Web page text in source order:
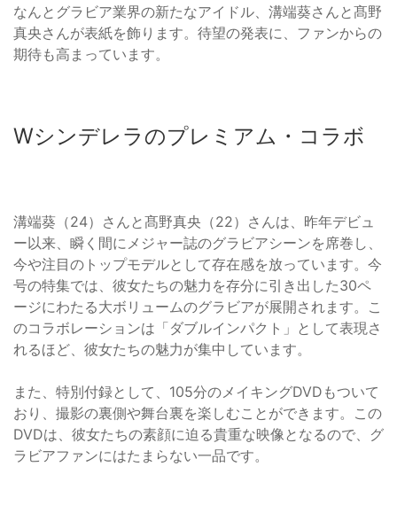
なんとグラビア業界の新たなアイドル、溝端葵さんと髙野
真央さんが表紙を飾ります。待望の発表に、ファンからの
期待も高まっています。
Wシンデレラのプレミアム・コラボ
溝端葵（24）さんと髙野真央（22）さんは、昨年デビュ
ー以来、瞬く間にメジャー誌のグラビアシーンを席巻し、
今や注目のトップモデルとして存在感を放っています。今
号の特集では、彼女たちの魅力を存分に引き出した30ペ
ージにわたる大ボリュームのグラビアが展開されます。こ
のコラボレーションは「ダブルインパクト」として表現さ
れるほど、彼女たちの魅力が集中しています。
また、特別付録として、105分のメイキングDVDもついて
おり、撮影の裏側や舞台裏を楽しむことができます。この
DVDは、彼女たちの素顔に迫る貴重な映像となるので、グ
ラビアファンにはたまらない一品です。